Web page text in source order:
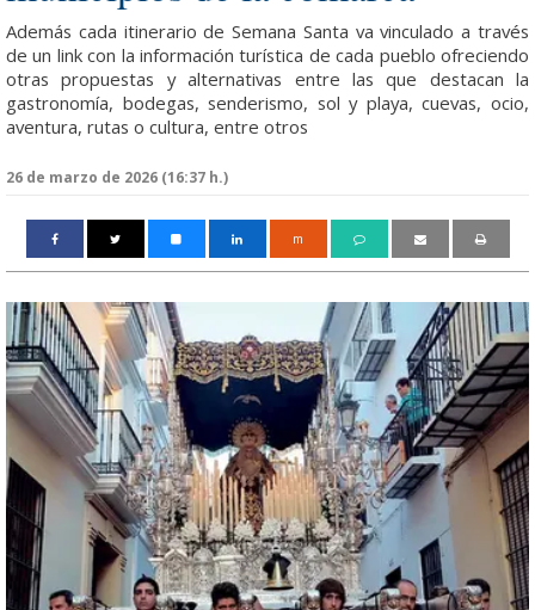
Además cada itinerario de Semana Santa va vinculado a través
de un link con la información turística de cada pueblo ofreciendo
otras propuestas y alternativas entre las que destacan la
gastronomía, bodegas, senderismo, sol y playa, cuevas, ocio,
aventura, rutas o cultura, entre otros
26 de marzo de 2026 (16:37 h.)
m